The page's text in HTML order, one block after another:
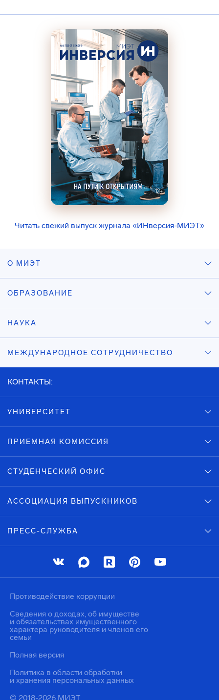
Читать свежий выпуск журнала «ИНверсия-МИЭТ»
О МИЭТ
ОБРАЗОВАНИЕ
НАУКА
МЕЖДУНАРОДНОЕ СОТРУДНИЧЕСТВО
КОНТАКТЫ:
УНИВЕРСИТЕТ
ПРИЕМНАЯ КОМИССИЯ
СТУДЕНЧЕСКИЙ ОФИС
АССОЦИАЦИЯ ВЫПУСКНИКОВ
ПРЕСС-СЛУЖБА
© 2018-2026 МИЭТ
Политика в области обработки
и хранения персональных данных
Противодействие коррупции
Сведения о доходах, об имуществе
и обязательствах имущественного
характера руководителя и членов его
семьи
Полная версия